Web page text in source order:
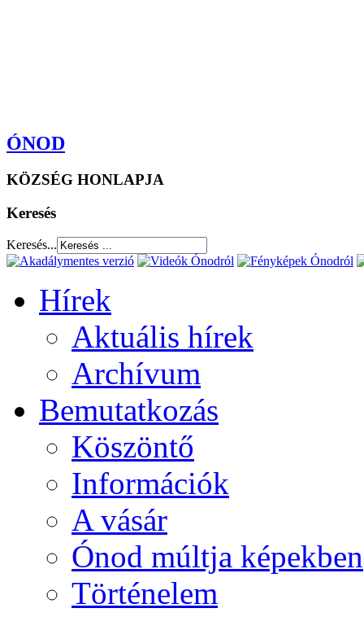
ÓNOD
KÖZSÉG HONLAPJA
Keresés
Keresés...
Hírek
Aktuális hírek
Archívum
Bemutatkozás
Köszöntő
Információk
A vásár
Ónod múltja képekben
Történelem